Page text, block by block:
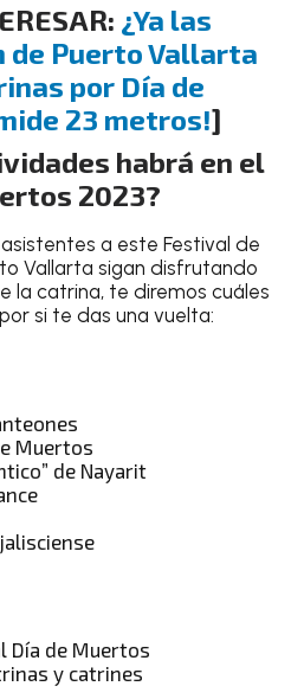
¿Ya las
de Puerto Vallarta
por Día de
23 metros!]
habrá en el
2023?
a este Festival de
Vallarta sigan disfrutando
la catrina, te diremos cuáles
si te das una vuelta:
Muertos
de Nayarit
Día de Muertos
y catrines